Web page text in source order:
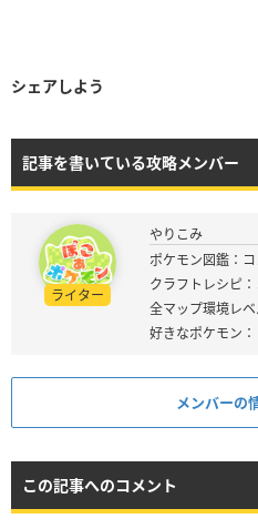
シェアしよう
記事を書いている攻略メンバー
ライター
やりこみ
ポケモン図鑑：
クラフトレシピ
全マップ環境レ
好きなポケモン
メンバーの
この記事へのコメント